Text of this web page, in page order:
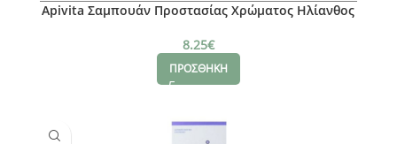
Apivita Σαμπουάν Προστασίας Χρώματος Ηλίανθος
8.25€
ΠΡΟΣΘΗΚΗ